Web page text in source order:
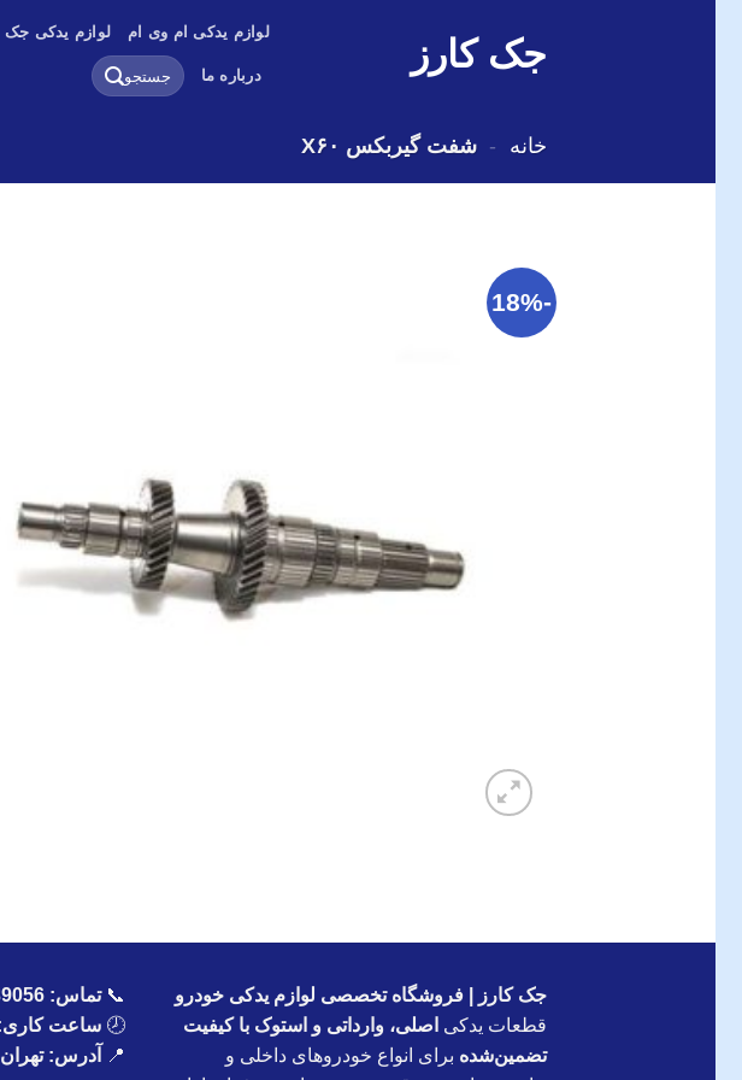
جک کارز
لوازم یدکی ام وی ام لوازم یدکی جک
درباره ما
جستجو
برای:
خانه - شفت گیربکس X۶۰
-18%
جک کارز | فروشگاه تخصصی لوازم یدکی خودرو
قطعات یدکی اصلی، وارداتی و استوک با کیفیت
تضمین‌شده برای انواع خودروهای داخلی و
📞تماس:
🕗 ساعت کاری: 8 صبح تا 9
📍
آدرس: